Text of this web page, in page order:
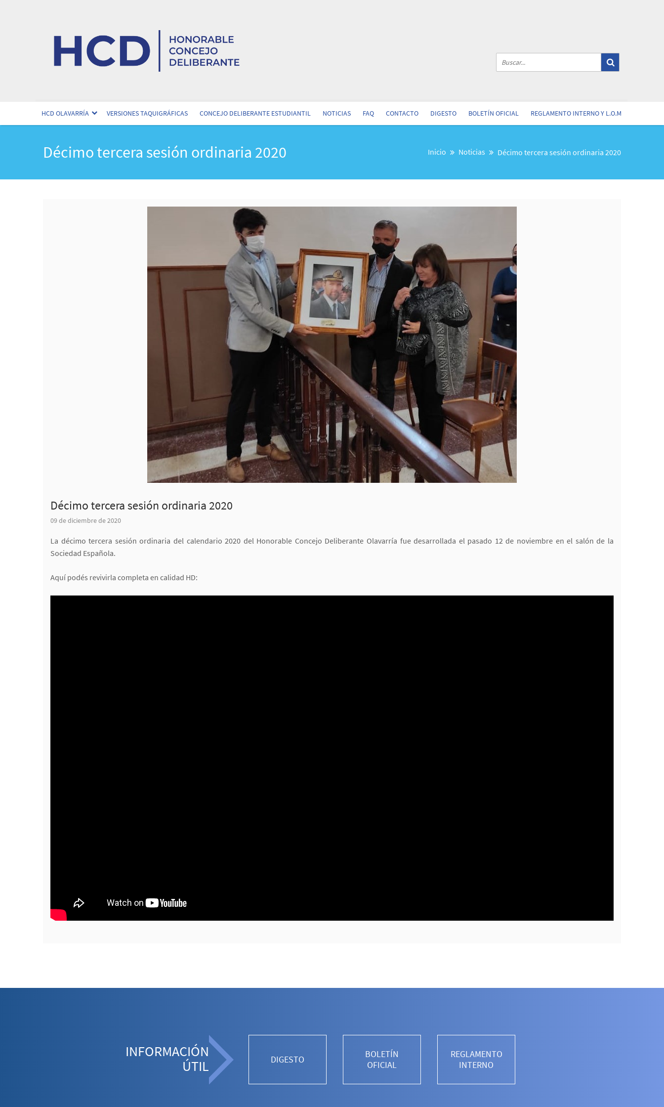
HCD OLAVARRÍA VERSIONES TAQUIGRÁFICAS CONCEJO DELIBERANTE ESTUDIANTIL NOTICIAS FAQ CONTACTO DIGESTO BOLETÍN OFICIAL REGLAMENTO INTERNO Y L.O.M
Décimo tercera sesión ordinaria 2020 Inicio Noticias Décimo tercera sesión ordinaria 2020
Décimo tercera sesión ordinaria 2020
09 de diciembre de 2020
La décimo tercera sesión ordinaria del calendario 2020 del Honorable Concejo Deliberante Olavarría fue desarrollada el pasado 12 de noviembre en el salón de la
Sociedad Española.
Aquí podés revivirla completa en calidad HD:
INFORMACIÓN
ÚTIL
DIGESTO
BOLETÍN
OFICIAL
REGLAMENTO
INTERNO